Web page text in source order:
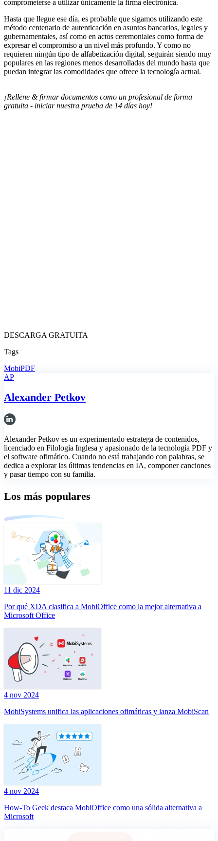
comprometerse a utilizar únicamente la firma electrónica.
Hasta que llegue ese día, es probable que sigamos utilizando este
método centenario de autenticación en asuntos bancarios, legales y
gubernamentales, así como en actos ceremoniales como forma de
expresar el compromiso a un nivel más profundo. Y como no
requieren ningún tipo de alfabetización digital, seguirán siendo muy
populares en las regiones menos desarrolladas del mundo hasta que
puedan integrar las comodidades que ofrece la tecnología actual.
¡Rellene & firmar documentos como un profesional de forma
gratuita - iniciar nuestra prueba de 14 días hoy!
DESCARGA GRATUITA
Tags
MobiPDF
AP
Alexander Petkov
Alexander Petkov es un experimentado estratega de contenidos,
licenciado en Filología Inglesa y apasionado de la tecnología PDF y
el software ofimático. Cuando no está trabajando con palabras, se
dedica a explorar las últimas tendencias en IA, componer canciones
y pasar tiempo con su familia.
Los más populares
11 dic 2024
Por qué XDA clasifica a MobiOffice como la mejor alternativa a
Microsoft Office
4 nov 2024
MobiSystems unifica las aplicaciones ofimáticas y lanza MobiScan
4 nov 2024
How-To Geek destaca MobiOffice como una sólida alternativa a
Microsoft